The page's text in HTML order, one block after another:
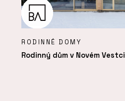
RODINNÉ DOMY
Rodinný dům v Novém Vestci